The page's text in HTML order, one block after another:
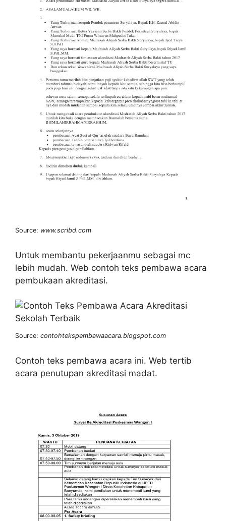
Source: www.scribd.com
Untuk membantu pekerjaanmu sebagai mc
lebih mudah. Web contoh teks pembawa acara
pembukaan akreditasi.
Source: contohtekspembawaacara.blogspot.com
Contoh teks pembawa acara ini. Web tertib
acara penutupan akreditasi madat.